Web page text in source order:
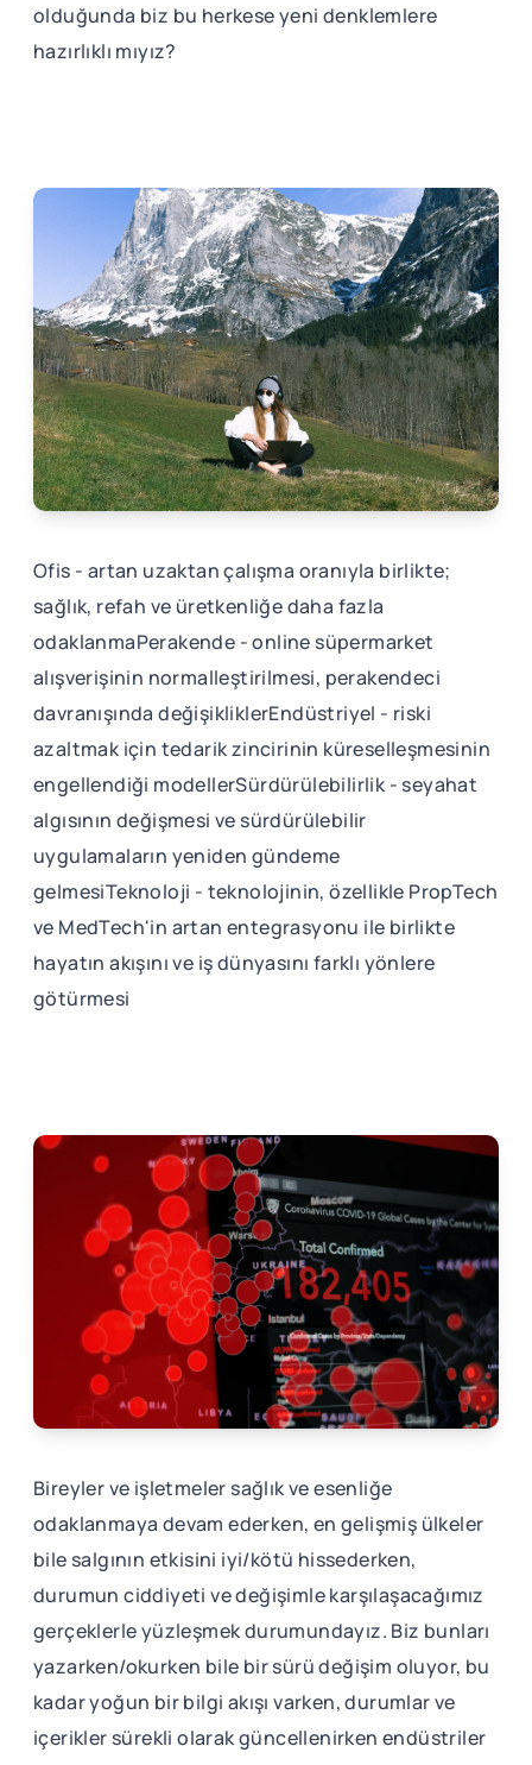
olduğunda biz bu herkese yeni denklemlere
hazırlıklı mıyız?
Ofis - artan uzaktan çalışma oranıyla birlikte;
sağlık, refah ve üretkenliğe daha fazla
odaklanmaPerakende - online süpermarket
alışverişinin normalleştirilmesi, perakendeci
davranışında değişikliklerEndüstriyel - riski
azaltmak için tedarik zincirinin küreselleşmesinin
engellendiği modellerSürdürülebilirlik - seyahat
algısının değişmesi ve sürdürülebilir
uygulamaların yeniden gündeme
gelmesiTeknoloji - teknolojinin, özellikle PropTech
ve MedTech'in artan entegrasyonu ile birlikte
hayatın akışını ve iş dünyasını farklı yönlere
götürmesi
Bireyler ve işletmeler sağlık ve esenliğe
odaklanmaya devam ederken, en gelişmiş ülkeler
bile salgının etkisini iyi/kötü hissederken,
durumun ciddiyeti ve değişimle karşılaşacağımız
gerçeklerle yüzleşmek durumundayız. Biz bunları
yazarken/okurken bile bir sürü değişim oluyor, bu
kadar yoğun bir bilgi akışı varken, durumlar ve
içerikler sürekli olarak güncellenirken endüstriler